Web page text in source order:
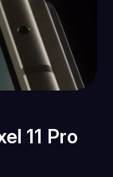
11 Pro